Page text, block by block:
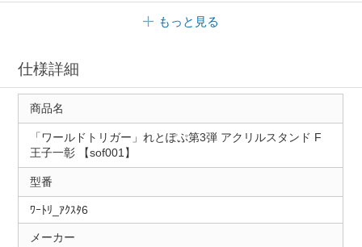
もっと見る
仕様詳細
商品名
「ワールドトリガー」れとぽぷ第3弾 アクリルスタンド F
王子一彰 【sof001】
型番
ﾜｰﾄﾘ_ｱｸｽﾀ6
メーカー